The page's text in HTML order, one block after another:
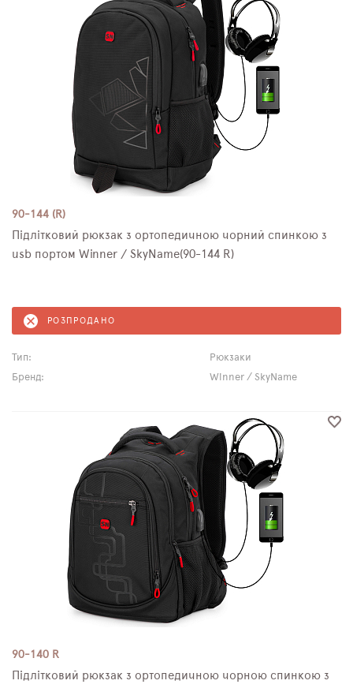
90-144 (R)
Підлітковий рюкзак з ортопедичною чорний спинкою з
usb портом Winner / SkyName(90-144 R)
РОЗПРОДАНО
Тип:
Рюкзаки
Бренд:
Winner / SkyName
90-140 R
Підлітковий рюкзак з ортопедичною чорною спинкою з